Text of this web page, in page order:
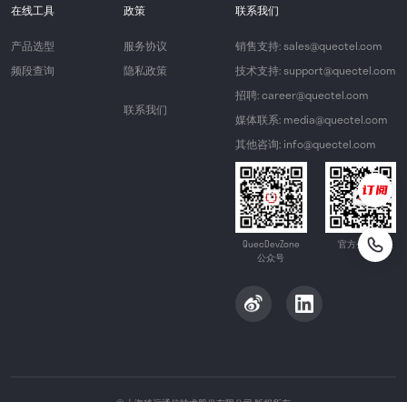
在线工具
产品选型
频段查询
政策
服务协议
隐私政策
联系我们
联系我们
销售支持: sales@quectel.com
技术支持: support@quectel.com
招聘: career@quectel.com
媒体联系: media@quectel.com
其他咨询: info@quectel.com
QuecDevZone
公众号
官方公众号